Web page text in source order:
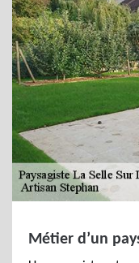
Métier d’un